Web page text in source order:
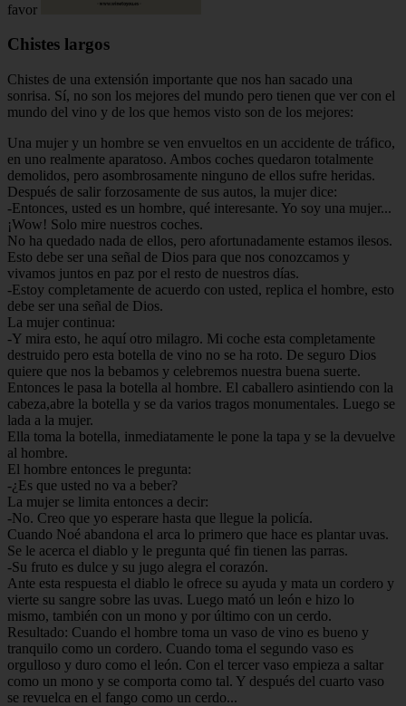
favor
Chistes largos
Chistes de una extensión importante que nos han sacado una
sonrisa. Sí, no son los mejores del mundo pero tienen que ver con el
mundo del vino y de los que hemos visto son de los mejores:
Una mujer y un hombre se ven envueltos en un accidente de tráfico,
en uno realmente aparatoso. Ambos coches quedaron totalmente
demolidos, pero asombrosamente ninguno de ellos sufre heridas.
Después de salir forzosamente de sus autos, la mujer dice:
-Entonces, usted es un hombre, qué interesante. Yo soy una mujer...
¡Wow! Solo mire nuestros coches.
No ha quedado nada de ellos, pero afortunadamente estamos ilesos.
Esto debe ser una señal de Dios para que nos conozcamos y
vivamos juntos en paz por el resto de nuestros días.
-Estoy completamente de acuerdo con usted, replica el hombre, esto
debe ser una señal de Dios.
La mujer continua:
-Y mira esto, he aquí otro milagro. Mi coche esta completamente
destruido pero esta botella de vino no se ha roto. De seguro Dios
quiere que nos la bebamos y celebremos nuestra buena suerte.
Entonces le pasa la botella al hombre. El caballero asintiendo con la
cabeza,abre la botella y se da varios tragos monumentales. Luego se
lada a la mujer.
Ella toma la botella, inmediatamente le pone la tapa y se la devuelve
al hombre.
El hombre entonces le pregunta:
-¿Es que usted no va a beber?
La mujer se limita entonces a decir:
-No. Creo que yo esperare hasta que llegue la policía.
Cuando Noé abandona el arca lo primero que hace es plantar uvas.
Se le acerca el diablo y le pregunta qué fin tienen las parras.
-Su fruto es dulce y su jugo alegra el corazón.
Ante esta respuesta el diablo le ofrece su ayuda y mata un cordero y
vierte su sangre sobre las uvas. Luego mató un león e hizo lo
mismo, también con un mono y por último con un cerdo.
Resultado: Cuando el hombre toma un vaso de vino es bueno y
tranquilo como un cordero. Cuando toma el segundo vaso es
orgulloso y duro como el león. Con el tercer vaso empieza a saltar
como un mono y se comporta como tal. Y después del cuarto vaso
se revuelca en el fango como un cerdo...